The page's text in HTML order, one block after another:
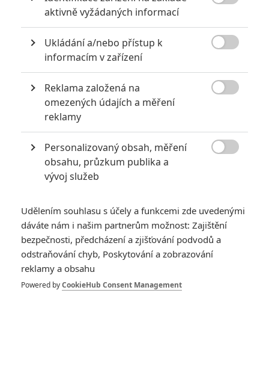
Galerie k filmu Dunkerk
« Předchozí
aktivně vyžádaných informací
Ukládání a/nebo přístup k
informacím v zařízení
Reklama založená na
omezených údajích a měření
reklamy
Personalizovaný obsah, měření
obsahu, průzkum publika a
vývoj služeb
Udělením souhlasu s účely a funkcemi zde uvedenými
dáváte nám i našim partnerům možnost: Zajištění
bezpečnosti, předcházení a zjišťování podvodů a
odstraňování chyb, Poskytování a zobrazování
reklamy a obsahu
Powered byCookieHub Consent Management